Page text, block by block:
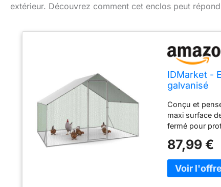
extérieur. Découvrez comment cet enclos peut
IDMarket -
galvanisé
Conçu et
maxi surface
fermé pour
anti-UV, cette
structure : 19
87,99 €